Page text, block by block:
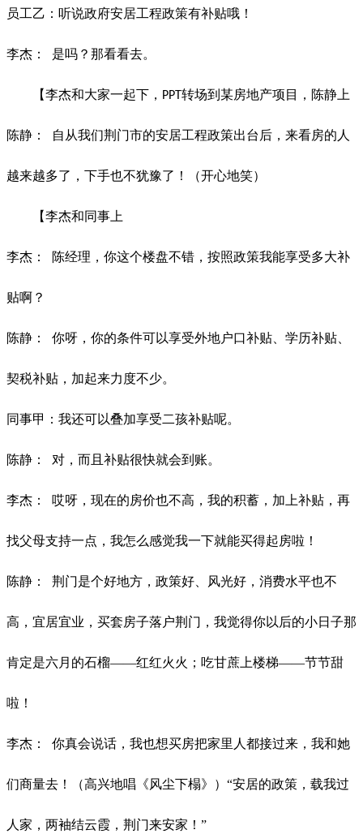
员工乙：听说政府安居工程政策有补贴哦！
李杰： 是吗？那看看去。
【李杰和大家一起下， PPT转场到某房地产项目，陈静上
陈静： 自从我们荆门市的安居工程政策出台后，来看房的人
越来越多了，下手也不犹豫了！（开心地笑）
【李杰和同事上
李杰： 陈经理，你这个楼盘不错，按照政策我能享受多大补
贴啊？
陈静： 你呀，你的条件可以享受外地户口补贴、学历补贴、
契税补贴，加起来力度不少。
同事甲：我还可以叠加享受二孩补贴呢。
陈静： 对，而且补贴很快就会到账。
李杰： 哎呀，现在的房价也不高，我的积蓄，加上补贴，再
找父母支持一点，我怎么感觉我一下就能买得起房啦！
陈静： 荆门是个好地方，政策好、风光好，消费水平也不
高，宜居宜业，买套房子落户荆门，我觉得你以后的小日子那
肯定是六月的石榴——红红火火；吃甘蔗上楼梯——节节甜
啦！
李杰： 你真会说话，我也想买房把家里人都接过来，我和她
们商量去！（高兴地唱《风尘下榻》） “安居的政策，载我过
人家，两袖结云霞，荆门来安家！”